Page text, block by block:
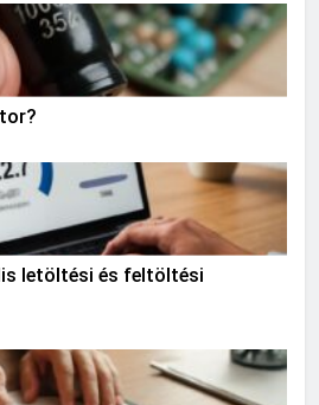
letöltési és feltöltési